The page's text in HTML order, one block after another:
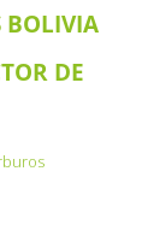
BOLIVIA
DE